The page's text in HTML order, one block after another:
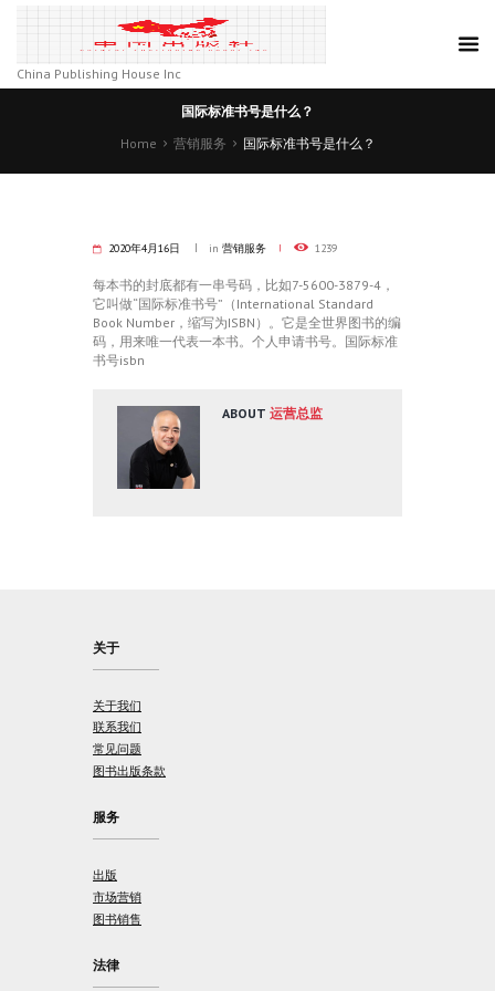
China Publishing House Inc
国际标准书号是什么？
Home
营销服务 国际标准书号是什么？
2020年4月16日 in 营销服务 1239
每本书的封底都有一串号码，比如7-5600-3879-4，
它叫做“国际标准书号”（International Standard
Book Number，缩写为ISBN）。它是全世界图书的编
码，用来唯一代表一本书。 个人申请书号。 国际标准
书号isbn
ABOUT运营总监
关于
关于我们
联系我们
常见问题
图书出版条款
服务
出版
市场营销
图书销售
法律